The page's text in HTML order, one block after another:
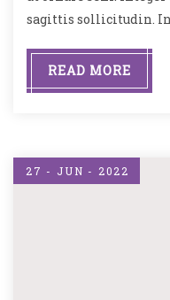
sagittis sollicitudin.
READ MORE
27 - JUN - 2022